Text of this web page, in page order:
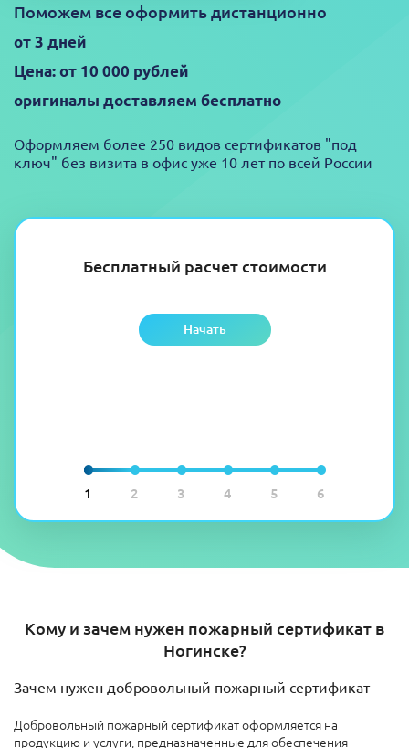
1 2 3 4 5 6
Бесплатный расчет стоимости
Начать
Поможем все оформить дистанционно
от 3 дней
Цена: от 10 000 рублей
оригиналы доставляем бесплатно
Оформляем более 250 видов сертификатов "под
ключ" без визита в офис уже 10 лет по всей России
Кому и зачем нужен пожарный сертификат в
Ногинске?
Зачем нужен добровольный пожарный сертификат
Добровольный пожарный сертификат оформляется на
продукцию и услуги, предназначенные для обеспечения